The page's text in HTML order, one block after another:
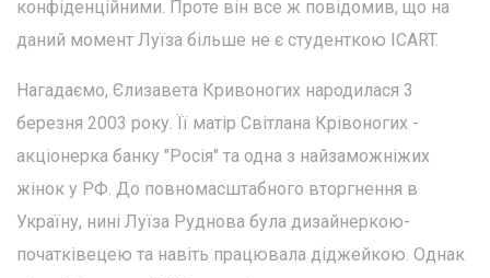
конфіденційними. Проте він все ж повідомив, що на
даний момент Луїза більше не є студенткою ICART.
Нагадаємо, Єлизавета Кривоногих народилася 3
березня 2003 року. Її матір Світлана Крівоногих -
акціонерка банку "Росія" та одна з найзаможніжих
жінок у РФ. До повномасштабного вторгнення в
Україну, нині Луїза Руднова була дизайнеркою-
початківецею та навіть працювала діджейкою. Однак